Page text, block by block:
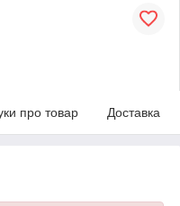
про товар Доставка